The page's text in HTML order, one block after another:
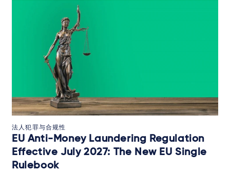
法人犯罪与合规性
EU Anti-Money Laundering Regulation
Effective July 2027: The New EU Single
Rulebook